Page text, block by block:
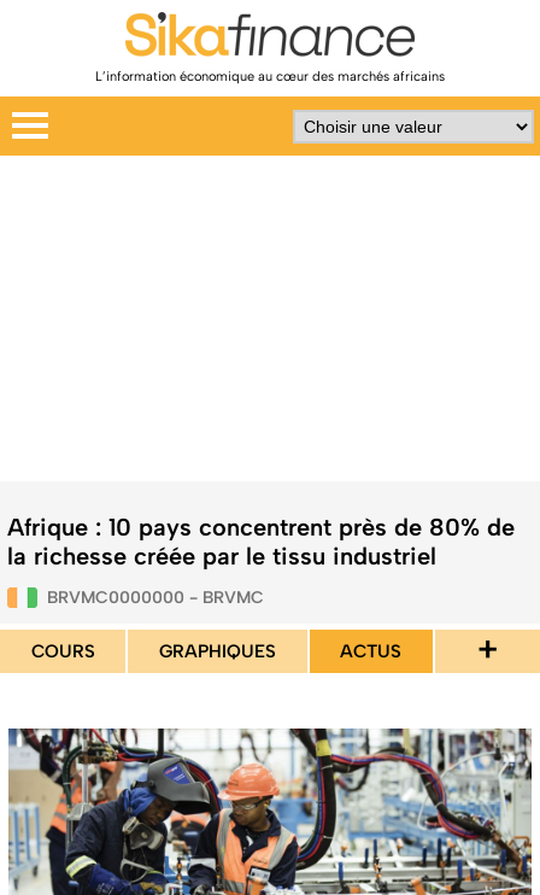
L’information économique au cœur des marchés africains
Afrique : 10 pays concentrent près de 80% de
la richesse créée par le tissu industriel
BRVMC0000000 - BRVMC
COURS GRAPHIQUES ACTUS +